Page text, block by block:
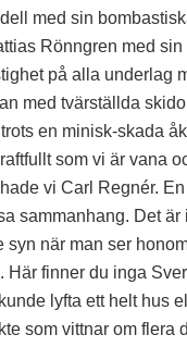
med sin
Rönngren med sin
på alla underlag
med tvärställda
en minisk-skada
som vi är vana
vi Carl Regnér.
sammanhang. Det är
syn när man ser
Här finner du inga
lyfta ett helt hus
som vittnar om flera